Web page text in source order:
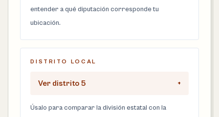
entender a qué diputación corresponde tu
ubicación.
DISTRITO LOCAL
Ver distrito 5 +
Úsalo para comparar la división estatal con la